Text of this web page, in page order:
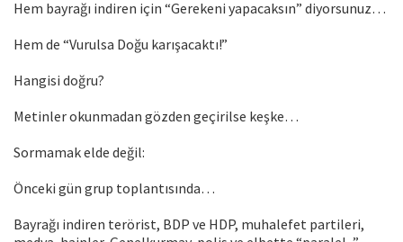
Hem bayrağı indiren için “Gerekeni yapacaksın” diyorsunuz…
Hem de “Vurulsa Doğu karışacaktı!”
Hangisi doğru?
Metinler okunmadan gözden geçirilse keşke…
Sormamak elde değil:
Önceki gün grup toplantısında…
Bayrağı indiren terörist, BDP ve HDP, muhalefet partileri,